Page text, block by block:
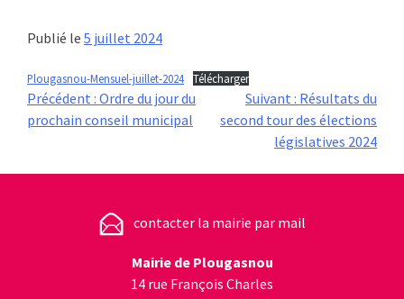
Publié le 5 juillet 2024
Plougasnou-Mensuel-juillet-2024 Télécharger
Navigation
Précédent : Ordre du jour du
prochain conseil municipal
Suivant : Résultats du
second tour des élections
législatives 2024
contacter la mairie par mail
Mairie de Plougasnou
14 rue François Charles